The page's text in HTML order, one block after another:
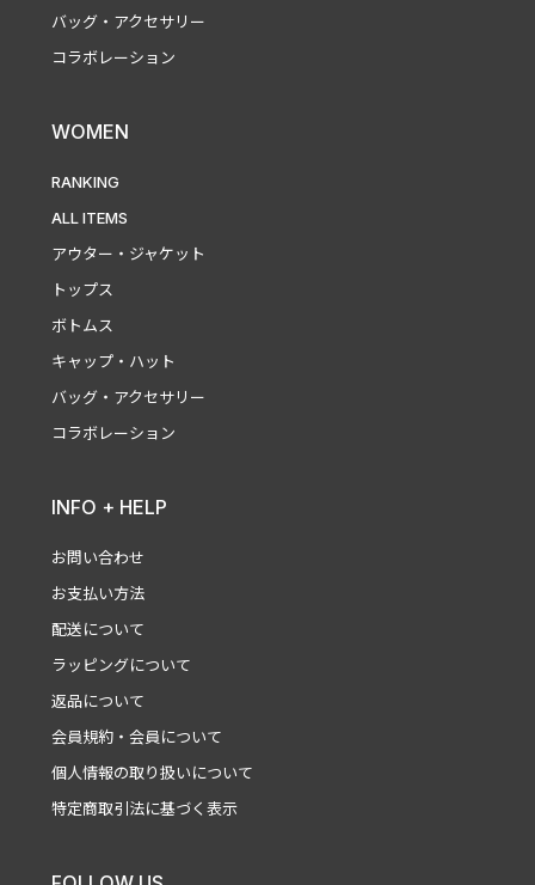
バッグ・アクセサリー
コラボレーション
WOMEN
RANKING
ALL ITEMS
アウター・ジャケット
トップス
ボトムス
キャップ・ハット
バッグ・アクセサリー
コラボレーション
INFO + HELP
お問い合わせ
お支払い方法
配送について
ラッピングについて
返品について
会員規約・会員について
個人情報の取り扱いについて
特定商取引法に基づく表示